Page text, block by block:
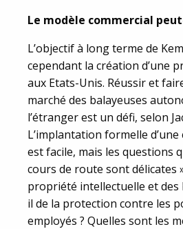
Le modèle commercial
L’objectif à long terme de
cependant la création d’une
aux Etats-Unis. Réussir et
marché des balayeuses
l’étranger est un défi, selon
L’implantation formelle
est facile, mais les questions
cours de route sont délicates
propriété intellectuelle et des
il de la protection contre les
employés ? Quelles sont les